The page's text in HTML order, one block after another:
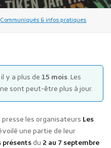
Communiqués & infos pratiques
y a plus de 15 mois. Les
sont peut-être plus à jour.
presse les organisateurs Les
une partie de leur
présentsdu 2 au 7 septembre